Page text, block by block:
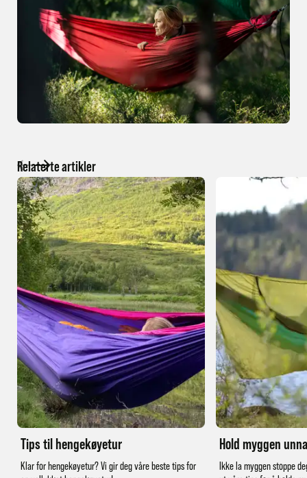
Relaterte artikler
Tips til hengekøyetur
Klar for hengekøyetur? Vi gir deg våre beste tips for
Hold myggen
Ikke la myggen stoppe